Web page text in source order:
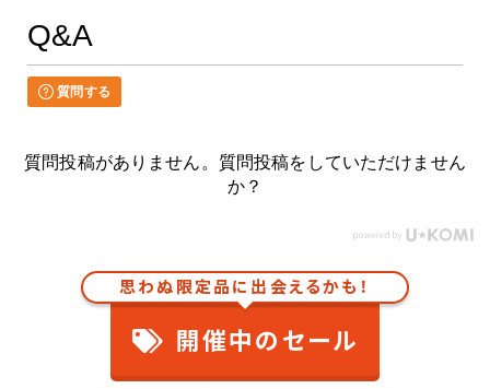
Q&A
質問する
質問投稿がありません。質問投稿をしていただけません
か？
思わぬ限定品に出会えるかも！
開催中のセール